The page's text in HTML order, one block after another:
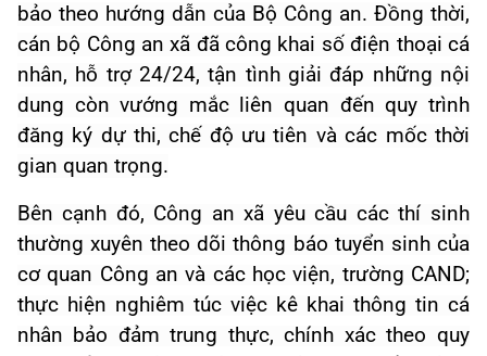
bảo theo hướng dẫn của Bộ Công an. Đồng thời,
cán bộ Công an xã đã công khai số điện thoại cá
nhân, hỗ trợ 24/24,tận tình giải đáp những nội
dung còn vướng mắc liên quan đến quy trình
đăng ký dự thi, chế độ ưu tiên và các mốc thời
gian quan trọng.
Bên cạnh đó, Công an xã yêu cầu các thí sinh
thường xuyên theo dõi thông báo tuyển sinh của
cơ quan Công an và các học viện, trường CAND;
thực hiện nghiêm túc việc kê khai thông tin cá
nhân bảo đảm trung thực, chính xác theo quy